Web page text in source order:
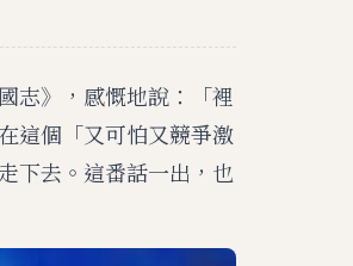
志》，感慨地說：「裡
這個「又可怕又競爭激
下去。這番話一出，也